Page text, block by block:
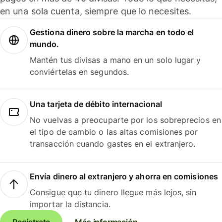
en una sola cuenta, siempre que lo necesites.
Gestiona dinero sobre la marcha en todo el
mundo.
Mantén tus divisas a mano en un solo lugar y
conviértelas en segundos.
Una tarjeta de débito internacional
No vuelvas a preocuparte por los sobreprecios en
el tipo de cambio o las altas comisiones por
transacción cuando gastes en el extranjero.
Envía dinero al extranjero y ahorra en comisiones
Consigue que tu dinero llegue más lejos, sin
importar la distancia.